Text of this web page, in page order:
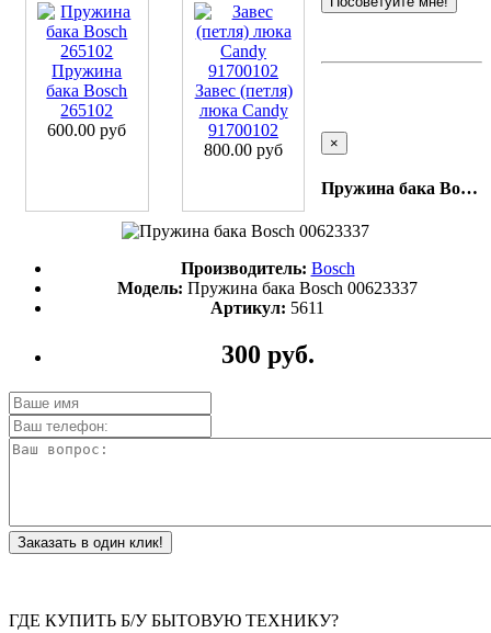
Пружина
бака Bosch
265102
600.00 руб
Завес (петля)
люка Candy
91700102
800.00 руб
×
Пружина бака Bosch 00623337
Производитель: Bosch
Модель: Пружина бака Bosch 00623337
Артикул: 5611
300 руб.
Заказать в один клик!
ГДЕ КУПИТЬ Б/У БЫТОВУЮ ТЕХНИКУ?